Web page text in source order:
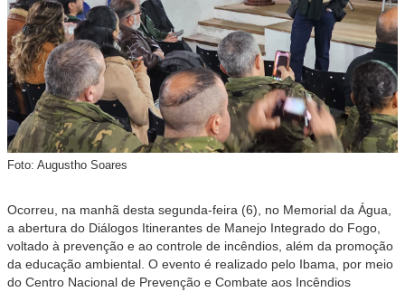
Foto: Augustho Soares
Ocorreu, na manhã desta segunda-feira (6), no Memorial da Água,
a abertura do Diálogos Itinerantes de Manejo Integrado do Fogo,
voltado à prevenção e ao controle de incêndios, além da promoção
da educação ambiental. O evento é realizado pelo Ibama, por meio
do Centro Nacional de Prevenção e Combate aos Incêndios